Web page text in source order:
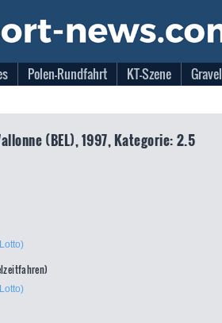
Polen-Rundfahrt KT-Szene Gravel
(BEL), 1997, Kategorie: 2.5